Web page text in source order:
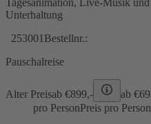
Unterhaltung
253001 Bestellnr.:
Pauschalreise
Alter Preisab €899,- ab €
pro PersonPreis pro Person